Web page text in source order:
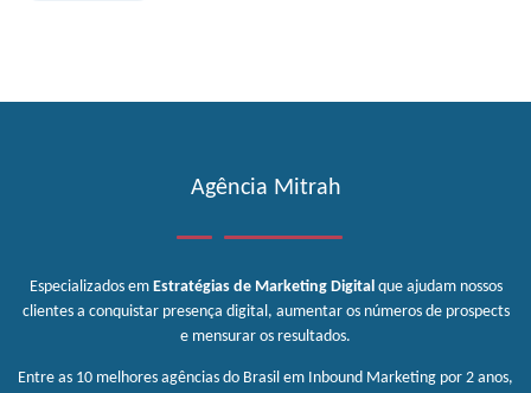
Agência Mitrah
Especializados em Estratégias de Marketing Digitalque ajudam nossos
clientes a conquistar presença digital, aumentar os números de prospects
e mensurar os resultados.
Entre as 10 melhores agências do Brasil em Inbound Marketing por 2 anos,